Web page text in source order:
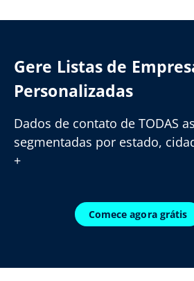
Gere Listas de
Personalizadas
Dados de contato de TODAS
segmentadas por estado,
+
Comece agora grátis